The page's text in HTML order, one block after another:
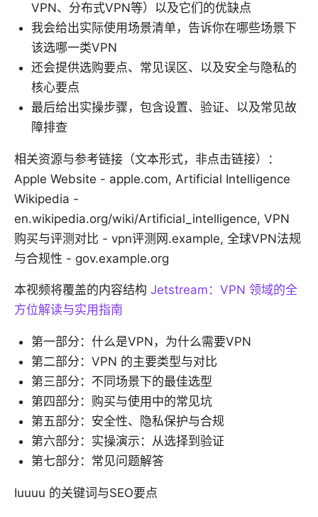
VPN、分布式VPN等）以及它们的优缺点
我会给出实际使用场景清单，告诉你在哪些场景下
该选哪一类VPN
还会提供选购要点、常见误区、以及安全与隐私的
核心要点
最后给出实操步骤，包含设置、验证、以及常见故
障排查
相关资源与参考链接（文本形式，非点击链接）：
Apple Website - apple.com, Artificial Intelligence
Wikipedia -
en.wikipedia.org/wiki/Artificial_intelligence, VPN
购买与评测对比 - vpn评测网.example, 全球VPN法规
与合规性 - gov.example.org
本视频将覆盖的内容结构 Jetstream：VPN 领域的全
方位解读与实用指南
第一部分：什么是VPN，为什么需要VPN
第二部分：VPN 的主要类型与对比
第三部分：不同场景下的最佳选型
第四部分：购买与使用中的常见坑
第五部分：安全性、隐私保护与合规
第六部分：实操演示：从选择到验证
第七部分：常见问题解答
Iuuuu 的关键词与SEO要点